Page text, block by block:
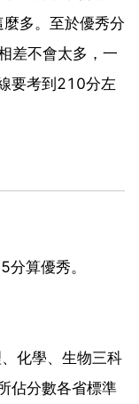
多。至於優秀分
差不會太多，一
要考到210分左
算優秀。
化學、生物三科
佔分數各省標準